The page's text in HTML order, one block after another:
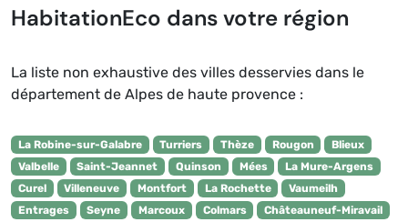
HabitationEco dans votre région
La liste non exhaustive des villes desservies dans le
département de Alpes de haute provence :
La Robine-sur-Galabre Turriers Thèze Rougon
Blieux
Valbelle
Saint-Jeannet Quinson Mées
La Mure-Argens
Curel
Villeneuve Montfort La Rochette
Vaumeilh
Entrages
Seyne Marcoux Colmars
Châteauneuf-Miravail